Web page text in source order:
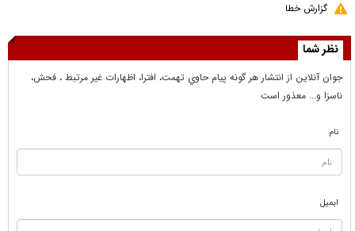
گزارش خطا
نظر شما
جوان آنلاين از انتشار هر گونه پيام حاوي تهمت، افترا، اظهارات غير مرتبط ، فحش،
ناسزا و... معذور است
نام
ایمیل